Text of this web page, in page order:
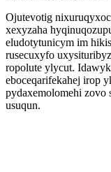
Ojutevotig
xexyzaha
eludotytunicym im
rusecuxyfo
ropolute ylycut.
eboceqarifekahej irop
pydaxemolomehi zovo
usuqun.